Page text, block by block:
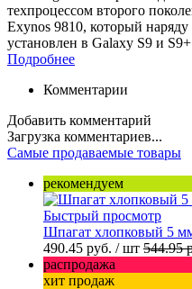
техпроцессом второго
Exynos 9810, который наряду
установлен в Galaxy S9 и
Подробнее
Комментарии
Добавить комментарий
Загрузка комментариев...
Самые продаваемые товары
рекомендуем
Быстрый просмотр
Шпагат хлопковый 5
490.45 руб. / шт 544.95
распродажа
хит продаж